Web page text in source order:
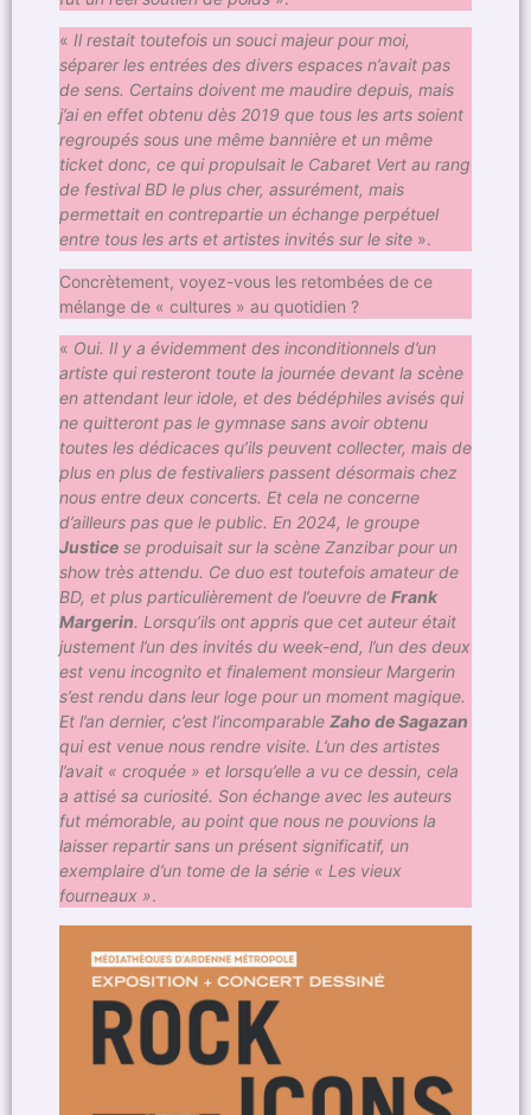
« Il restait toutefois un souci majeur pour moi,
séparer les entrées des divers espaces n’avait pas
de sens. Certains doivent me maudire depuis, mais
j’ai en effet obtenu dès 2019 que tous les arts soient
regroupés sous une même bannière et un même
ticket donc, ce qui propulsait le Cabaret Vert au rang
de festival BD le plus cher, assurément, mais
permettait en contrepartie un échange perpétuel
entre tous les arts et artistes invités sur le site ».
Concrètement, voyez-vous les retombées de ce
mélange de « cultures » au quotidien ?
« Oui. Il y a évidemment des inconditionnels d’un
artiste qui resteront toute la journée devant la scène
en attendant leur idole, et des bédéphiles avisés qui
ne quitteront pas le gymnase sans avoir obtenu
toutes les dédicaces qu’ils peuvent collecter, mais de
plus en plus de festivaliers passent désormais chez
nous entre deux concerts. Et cela ne concerne
d’ailleurs pas que le public. En 2024, le groupe
Justice se produisait sur la scène Zanzibar pour un
show très attendu. Ce duo est toutefois amateur de
BD, et plus particulièrement de l’oeuvre de Frank
Margerin. Lorsqu’ils ont appris que cet auteur était
justement l’un des invités du week-end, l’un des deux
est venu incognito et finalement monsieur Margerin
s’est rendu dans leur loge pour un moment magique.
Et l’an dernier, c’est l’incomparable Zaho de Sagazan
qui est venue nous rendre visite. L’un des artistes
l’avait « croquée » et lorsqu’elle a vu ce dessin, cela
a attisé sa curiosité. Son échange avec les auteurs
fut mémorable, au point que nous ne pouvions la
laisser repartir sans un présent significatif, un
exemplaire d’un tome de la série « Les vieux
fourneaux ».